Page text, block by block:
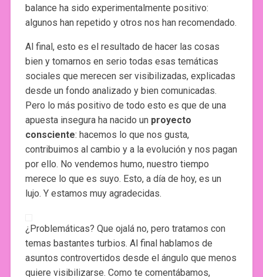
balance ha sido experimentalmente positivo:
algunos han repetido y otros nos han recomendado.
Al final, esto es el resultado de hacer las cosas
bien y tomarnos en serio todas esas temáticas
sociales que merecen ser visibilizadas, explicadas
desde un fondo analizado y bien comunicadas.
Pero lo más positivo de todo esto es que de una
apuesta insegura ha nacido un proyecto
consciente: hacemos lo que nos gusta,
contribuimos al cambio y a la evolución y nos pagan
por ello. No vendemos humo, nuestro tiempo
merece lo que es suyo. Esto, a día de hoy, es un
lujo. Y estamos muy agradecidas.
¿Problemáticas? Que ojalá no, pero tratamos con
temas bastantes turbios. Al final hablamos de
asuntos controvertidos desde el ángulo que menos
quiere visibilizarse. Como te comentábamos,